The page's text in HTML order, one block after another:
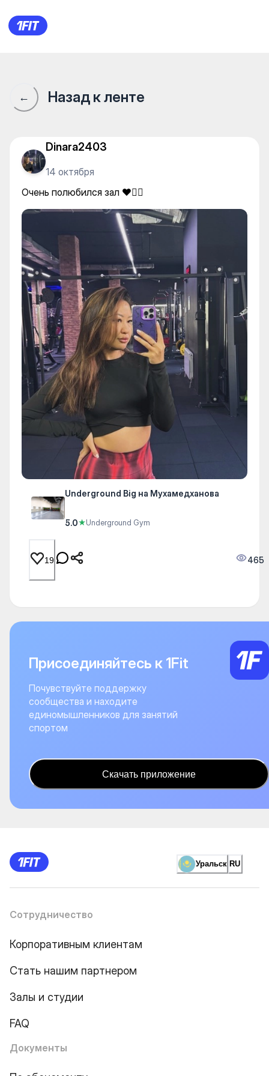
Underground Big на
← Назад к ленте
Dinara2403
14 октября
Очень полюбился зал ❤️✌🏼
Underground Big на Мухамедханова
5.0★Underground Gym
19 465
Присоединяйтесь к 1Fit
Почувствуйте поддержку
сообщества и находите
единомышленников для занятий
спортом
Скачать приложение
Уральск RU
Сотрудничество
Корпоративным клиентам
Стать нашим партнером
Залы и студии
FAQ
Документы